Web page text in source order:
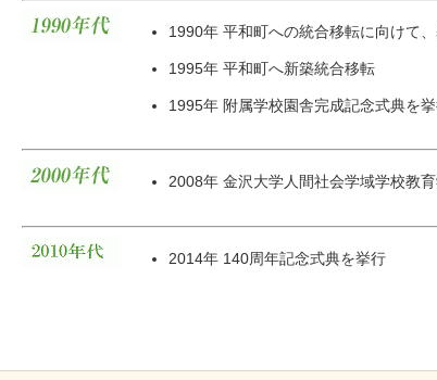
1990年 平和町への統合移転に向けて
1995年 平和町へ新築統合移転
1995年 附属学校園舎完成記念式典を
2008年 金沢大学人間社会学域学校教
2014年 140周年記念式典を挙行